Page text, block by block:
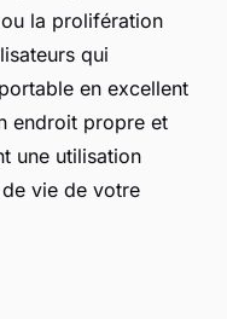
la prolifération
qui
en excellent
endroit propre et
une utilisation
vie de votre